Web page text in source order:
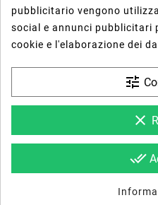
  

Diaspro Rosso Quadrata
Briolette Sfaccettato A
Mano 8X8X5mm 2,45CT
pubblicitario vengono
social e annunci pubblicitari
cookie e l'elaborazione dei
tune
clear
done_all